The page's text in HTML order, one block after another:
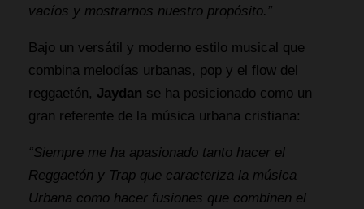
vacíos y mostrarnos nuestro propósito.”
Bajo un versátil y moderno estilo musical que
combina melodías urbanas, pop y el flow del
reggaetón, Jaydan se ha posicionado como un
gran referente de la música urbana cristiana:
“Siempre me ha apasionado tanto hacer el
Reggaetón y Trap que caracteriza la música
Urbana como hacer fusiones que combinen el